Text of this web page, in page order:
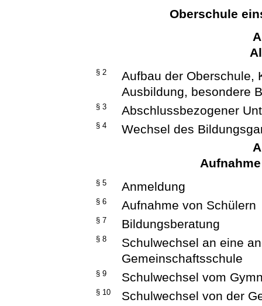
Oberschule
§ 2
Aufbau der Oberschule,
Ausbildung, besondere
§ 3 Abschlussbezogener
§ 4
Wechsel des
§ 5 Anmeldung
§ 6 Aufnahme von Schülern
§ 7 Bildungsberatung
§ 8
Schulwechsel an eine
Gemeinschaftsschule
§ 9 Schulwechsel vom
§ 10 Schulwechsel von der